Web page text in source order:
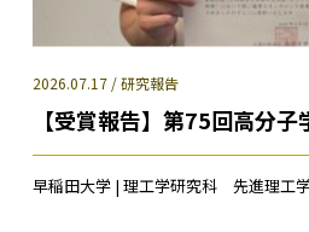
2026.07.17 / 研究報告
【受賞報告】第75回高分
早稲田大学 | 理工学研究科 先進理